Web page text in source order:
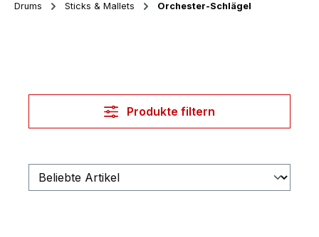
Drums Sticks & Mallets Orchester-Schlägel
Produkte filtern